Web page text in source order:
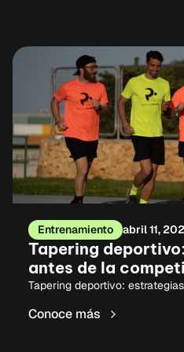
Entrenamiento abril 11,
Tapering
antes de la
Tapering deportivo:
Conoce más